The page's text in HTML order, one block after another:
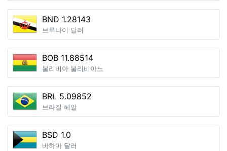
BND 1.28143
브루나이 달러
BOB 11.88514
볼리비아 볼리비아노
BRL 5.09852
브라질 헤알
BSD 1.0
바하마 달러